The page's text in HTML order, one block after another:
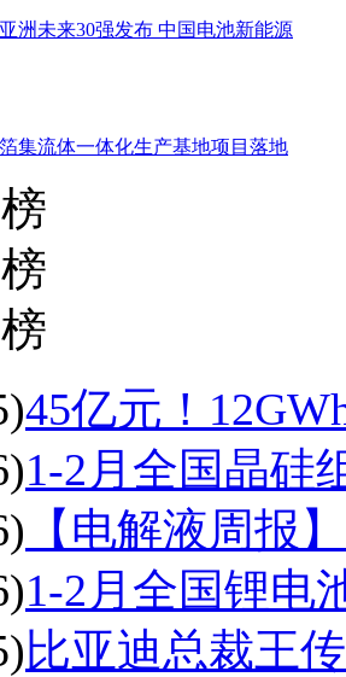
洲未来30强发布 中国电池新能源
集流体一体化生产基地项目落地
45亿元！
1-2月全国晶硅
【电解液周报
1-2月全国锂电
比亚迪总裁王